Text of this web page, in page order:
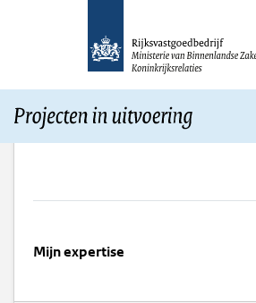
Anoniem
Mijn expertise